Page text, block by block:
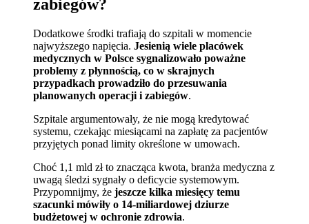
zabiegów?
Dodatkowe środki trafiają do szpitali w momencie
najwyższego napięcia. Jesienią wiele placówek
medycznych w Polsce sygnalizowało poważne
problemy z płynnością, co w skrajnych
przypadkach prowadziło do przesuwania
planowanych operacji i zabiegów.
Szpitale argumentowały, że nie mogą kredytować
systemu, czekając miesiącami na zapłatę za pacjentów
przyjętych ponad limity określone w umowach.
Choć 1,1 mld zł to znacząca kwota, branża medyczna z
uwagą śledzi sygnały o deficycie systemowym.
Przypomnijmy, że jeszcze kilka miesięcy temu
szacunki mówiły o 14-miliardowej dziurze
budżetowej w ochronie zdrowia.